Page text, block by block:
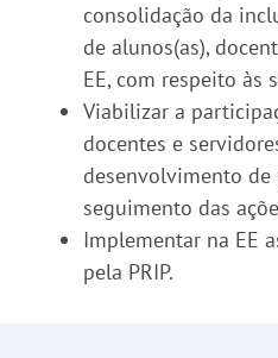
consolidação da
de alunos(as),
EE, com respeito às
Viabilizar a
docentes e
desenvolvimento de
seguimento das
Implementar na EE
pela PRIP.